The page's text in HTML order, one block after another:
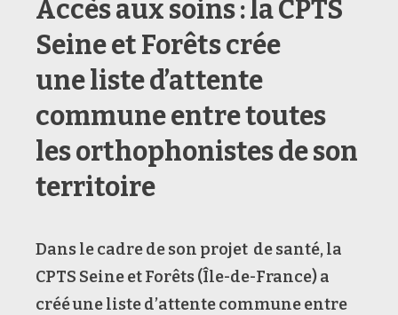
Accès aux soins : la CPTS
Seine et Forêts crée
une liste d’attente
commune entre toutes
les orthophonistes de son
territoire
Dans le cadre de son projet de santé, la
CPTS Seine et Forêts (Île-de-France) a
créé une liste d’attente commune entre